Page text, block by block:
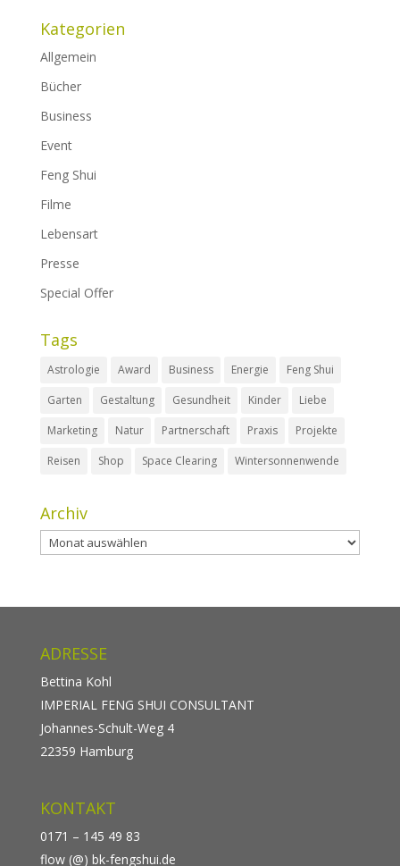
Kategorien
Allgemein
Bücher
Business
Event
Feng Shui
Filme
Lebensart
Presse
Special Offer
Tags
Astrologie Award Business Energie
Feng Shui
Garten
Gestaltung Gesundheit Kinder
Liebe
Marketing
Natur Partnerschaft Praxis
Projekte
Reisen
Shop Space Clearing Wintersonnenwende
Archiv
Archiv
ADRESSE
Bettina Kohl
IMPERIAL FENG SHUI CONSULTANT
Johannes-Schult-Weg 4
22359 Hamburg
KONTAKT
0171 – 145 49 83
flow (@) bk-fengshui.de